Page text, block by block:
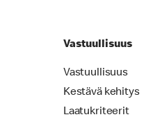
Vastuullisuus
Vastuullisuus
Kestävä kehitys
Laatukriteerit